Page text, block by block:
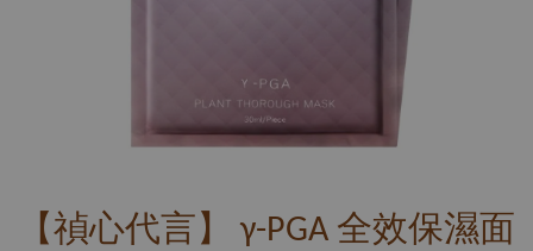
【禎心代言】 γ-PGA 全效保濕面